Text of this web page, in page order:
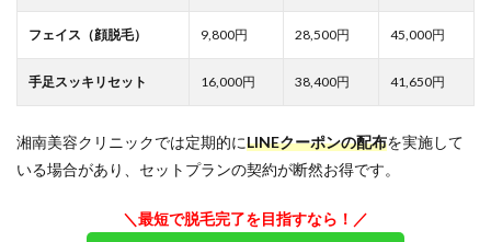
フェイス（顔脱毛） 9,800円 28,500円 45,000円
手足スッキリセット 16,000円 38,400円 41,650円
湘南美容クリニックでは定期的にLINEクーポンの配布を実施して
いる場合があり、セットプランの契約が断然お得です。
＼最短で脱毛完了を目指すなら！／